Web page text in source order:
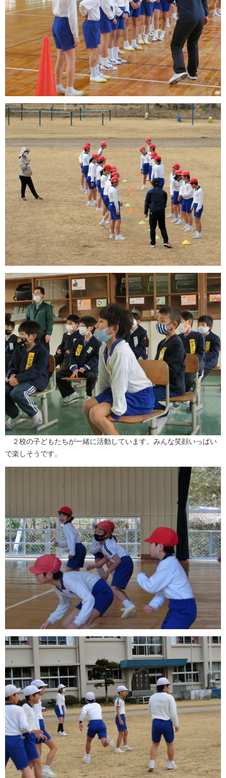
２校の子どもたちが一緒に活動しています。みんな笑顔いっぱい
で楽しそうです。